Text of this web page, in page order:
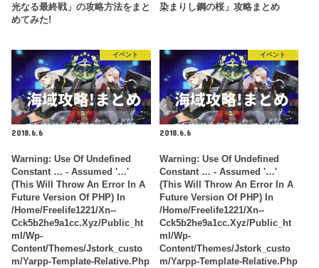
光なる最終戦」の攻略方法をまと
めてみた!
染まりし鋼の桜」攻略まとめ
イベント
2018.6.6
Warning: Use Of Undefined
Constant … - Assumed '…'
(this Will Throw An Error In A
Future Version Of PHP) In
/home/freelife1221/xn--
Cck5b2he9a1cc.xyz/public_ht
Ml/wp-
Content/themes/jstork_custo
M/yarpp-Template-Relative.php
イベント
2018.6.6
Warning: Use Of Undefined
Constant … - Assumed '…'
(this Will Throw An Error In A
Future Version Of PHP) In
/home/freelife1221/xn--
Cck5b2he9a1cc.xyz/public_ht
Ml/wp-
Content/themes/jstork_custo
M/yarpp-Template-Relative.php